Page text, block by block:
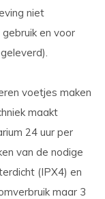
niet
en voor
voetjes maken
maakt
24 uur per
van de nodige
(IPX4) en
maar 3